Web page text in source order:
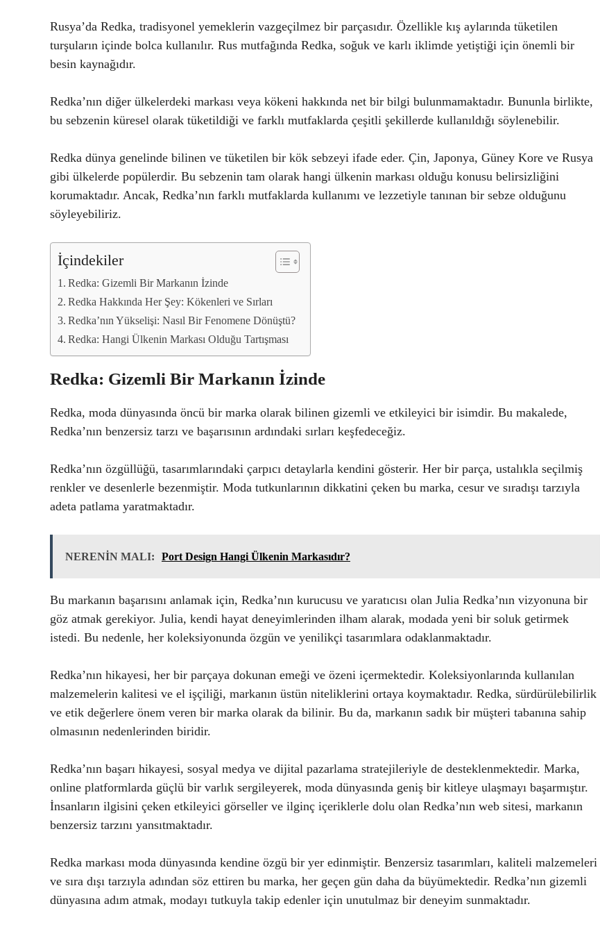
Rusya’da Redka, tradisyonel yemeklerin vazgeçilmez bir parçasıdır. Özellikle kış aylarında tüketilen
turşuların içinde bolca kullanılır. Rus mutfağında Redka, soğuk ve karlı iklimde yetiştiği için önemli bir
besin kaynağıdır.
Redka’nın diğer ülkelerdeki markası veya kökeni hakkında net bir bilgi bulunmamaktadır. Bununla birlikte,
bu sebzenin küresel olarak tüketildiği ve farklı mutfaklarda çeşitli şekillerde kullanıldığı söylenebilir.
Redka dünya genelinde bilinen ve tüketilen bir kök sebzeyi ifade eder. Çin, Japonya, Güney Kore ve Rusya
gibi ülkelerde popülerdir. Bu sebzenin tam olarak hangi ülkenin markası olduğu konusu belirsizliğini
korumaktadır. Ancak, Redka’nın farklı mutfaklarda kullanımı ve lezzetiyle tanınan bir sebze olduğunu
söyleyebiliriz.
İçindekiler
Redka: Gizemli Bir Markanın İzinde
Redka Hakkında Her Şey: Kökenleri ve Sırları
Redka’nın Yükselişi: Nasıl Bir Fenomene Dönüştü?
Redka: Hangi Ülkenin Markası Olduğu Tartışması
Redka: Gizemli Bir Markanın İzinde
Redka, moda dünyasında öncü bir marka olarak bilinen gizemli ve etkileyici bir isimdir. Bu makalede,
Redka’nın benzersiz tarzı ve başarısının ardındaki sırları keşfedeceğiz.
Redka’nın özgüllüğü, tasarımlarındaki çarpıcı detaylarla kendini gösterir. Her bir parça, ustalıkla seçilmiş
renkler ve desenlerle bezenmiştir. Moda tutkunlarının dikkatini çeken bu marka, cesur ve sıradışı tarzıyla
adeta patlama yaratmaktadır.
NERENİN MALI: Port Design Hangi Ülkenin Markasıdır?
Bu markanın başarısını anlamak için, Redka’nın kurucusu ve yaratıcısı olan Julia Redka’nın vizyonuna bir
göz atmak gerekiyor. Julia, kendi hayat deneyimlerinden ilham alarak, modada yeni bir soluk getirmek
istedi. Bu nedenle, her koleksiyonunda özgün ve yenilikçi tasarımlara odaklanmaktadır.
Redka’nın hikayesi, her bir parçaya dokunan emeği ve özeni içermektedir. Koleksiyonlarında kullanılan
malzemelerin kalitesi ve el işçiliği, markanın üstün niteliklerini ortaya koymaktadır. Redka, sürdürülebilirlik
ve etik değerlere önem veren bir marka olarak da bilinir. Bu da, markanın sadık bir müşteri tabanına sahip
olmasının nedenlerinden biridir.
Redka’nın başarı hikayesi, sosyal medya ve dijital pazarlama stratejileriyle de desteklenmektedir. Marka,
online platformlarda güçlü bir varlık sergileyerek, moda dünyasında geniş bir kitleye ulaşmayı başarmıştır.
İnsanların ilgisini çeken etkileyici görseller ve ilginç içeriklerle dolu olan Redka’nın web sitesi, markanın
benzersiz tarzını yansıtmaktadır.
Redka markası moda dünyasında kendine özgü bir yer edinmiştir. Benzersiz tasarımları, kaliteli malzemeleri
ve sıra dışı tarzıyla adından söz ettiren bu marka, her geçen gün daha da büyümektedir. Redka’nın gizemli
dünyasına adım atmak, modayı tutkuyla takip edenler için unutulmaz bir deneyim sunmaktadır.